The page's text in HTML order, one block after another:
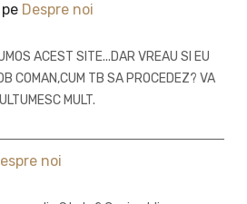
pe Despre noi
ACEST SITE...DAR VREAU SI EU
COMAN,CUM TB SA PROCEDEZ? VA
MULT.
noi